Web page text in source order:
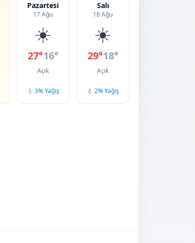
Pazartesi
17 Ağu
☀️
27°16°
Açık
💧 3% Yağış
Salı
18 Ağu
☀️
29°18°
Açık
💧 2% Yağış